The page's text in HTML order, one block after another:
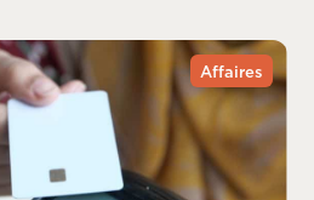
Affaires